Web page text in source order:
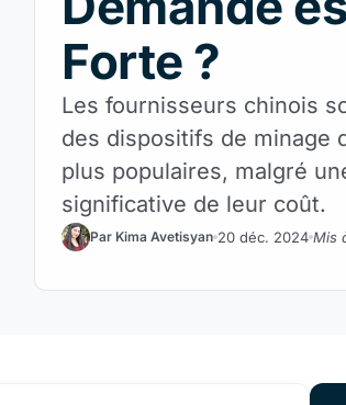
Forte ?
Les fournisseurs chinois
des dispositifs de minage
plus populaires, malgré
significative de leur coût.
Par Kima Avetisyan 20 déc. 2024 Mis